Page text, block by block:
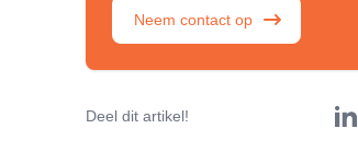
Neem contact op
Deel dit artikel!